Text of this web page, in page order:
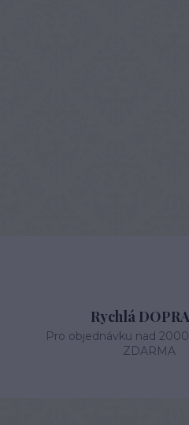
Rychlá
Pro objednávku nad
ZDARMA